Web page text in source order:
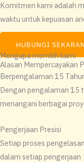
Komitmen kami adalah
waktu untuk kepuasan
HUBUNGI
Mengapa memilih kami
Alasan Mempercayakan
Berpengalaman 15
Dengan pengalaman 15
menangani berbagai
Pengerjaan Presisi
Setiap proses
dalam setiap pengerjaan